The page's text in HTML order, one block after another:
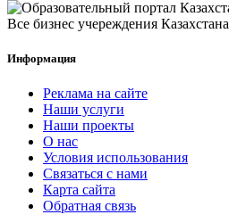
Все бизнес учереждения Казахстана
Информация
Реклама на сайте
Наши услуги
Наши проекты
О нас
Условия использования
Связаться с нами
Карта сайта
Обратная связь